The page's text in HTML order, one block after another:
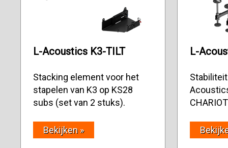
L-Acoustics K3-TILT
Stacking element voor het
stapelen van K3 op KS28
subs (set van 2 stuks).
Bekijken »
L-